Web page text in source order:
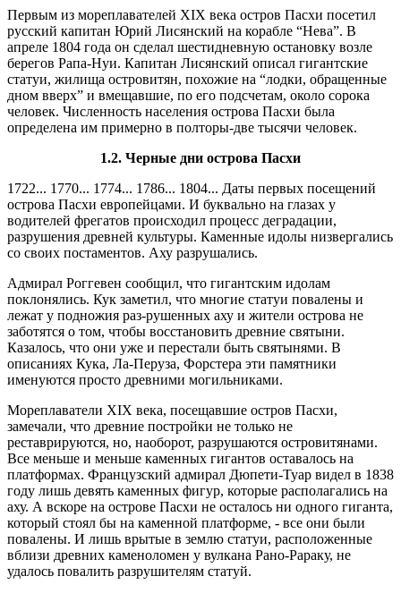
Первым из мореплавателей XIX века остров Пасхи посетил
русский капитан Юрий Лисянский на корабле “Нева”. В
апреле 1804 года он сделал шестидневную остановку возле
берегов Рапа-Нуи. Капитан Лисянский описал гигантские
статуи, жилища островитян, похожие на “лодки, обращенные
дном вверх” и вмещавшие, по его подсчетам, около сорока
человек. Численность населения острова Пасхи была
определена им примерно в полторы-две тысячи человек.
1.2. Черные дни острова Пасхи
1722... 1770... 1774... 1786... 1804... Даты первых посещений
острова Пасхи европейцами. И буквально на глазах у
водителей фрегатов происходил процесс деградации,
разрушения древней культуры. Каменные идолы низвергались
со своих постаментов. Аху разрушались.
Адмирал Роггевен сообщил, что гигантским идолам
поклонялись. Кук заметил, что многие статуи повалены и
лежат у подножия раз-рушенных аху и жители острова не
заботятся о том, чтобы восстановить древние святыни.
Казалось, что они уже и перестали быть святынями. В
описаниях Кука, Ла-Перуза, Форстера эти памятники
именуются просто древними могильниками.
Мореплаватели XIX века, посещавшие остров Пасхи,
замечали, что древние постройки не только не
реставрируются, но, наоборот, разрушаются островитянами.
Все меньше и меньше каменных гигантов оставалось на
платформах. Французский адмирал Дюпети-Туар видел в 1838
году лишь девять каменных фигур, которые располагались на
аху. А вскоре на острове Пасхи не осталось ни одного гиганта,
который стоял бы на каменной платформе, - все они были
повалены. И лишь врытые в землю статуи, расположенные
вблизи древних каменоломен у вулкана Рано-Рараку, не
удалось повалить разрушителям статуй.